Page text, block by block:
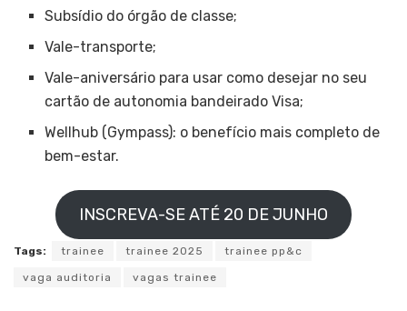
Subsídio do órgão de classe;
Vale-transporte;
Vale-aniversário para usar como desejar no seu
cartão de autonomia bandeirado Visa;
Wellhub (Gympass): o benefício mais completo de
bem-estar.
INSCREVA-SE ATÉ 20 DE JUNHO
Tags: trainee trainee 2025 trainee pp&c
vaga auditoria vagas trainee